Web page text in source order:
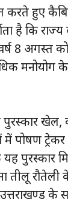
करते हुए
है कि राज्य
8 अगस्त
मनोयोग के
खेल,
में पोषण
पुरस्कार
तीलू